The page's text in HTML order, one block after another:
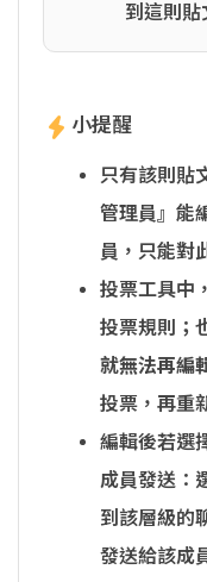
到這則貼
小提醒
只有該則貼
管理員』能
員，只能對
投票工具中
投票規則；
就無法再編
投票，再重
編輯後若選
成員發送：
到該層級的
發送給該成